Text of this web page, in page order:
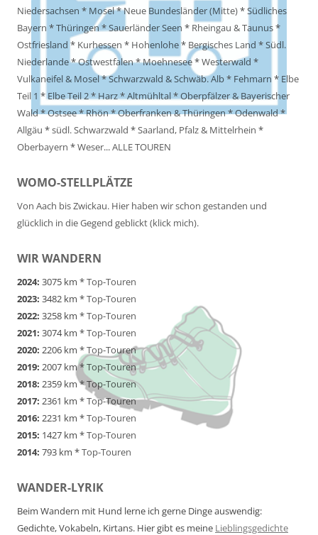
Niedersachsen * Mosel*Neue Bundesländer (Mitte)*Südliches
Bayern *Thüringen*Sauerländer Seen * Rheingau & Taunus*
Ostfriesland * Kurhessen * Hohenlohe* Bergisches Land *Südl.
Niederlande*Ostwestfalen*Moehnesee*Westerwald *
Vulkaneifel & Mosel*Schwarzwald & Schwäb. Alb* Fehmarn * Elbe
Teil 1 *Elbe Teil 2*Harz*Altmühltal*Oberpfälzer & Bayerischer
Wald*Ostsee*Rhön*Oberfranken & Thüringen*Odenwald*
Allgäu *südl. Schwarzwald *Saarland, Pfalz & Mittelrhein *
Oberbayern *Weser...ALLE TOUREN
WOMO-STELLPLÄTZE
Von Aach bis Zwickau. Hier haben wir schon gestanden und
glücklich in die Gegend geblickt (klick mich).
WIR WANDERN
2024: 3075 km *Top-Touren
2023: 3482 km *Top-Touren
2022: 3258 km *Top-Touren
2021: 3074 km *Top-Touren
2020: 2206 km *Top-Touren
2019: 2007 km *Top-Touren
2018: 2359 km *Top-Touren
2017: 2361 km *Top-Touren
2016: 2231 km *Top-Touren
2015: 1427 km *Top-Touren
2014: 793 km *Top-Touren
WANDER-LYRIK
Beim Wandern mit Hund lerne ich gerne Dinge auswendig:
Gedichte, Vokabeln, Kirtans. Hier gibt es meine Lieblingsgedichte